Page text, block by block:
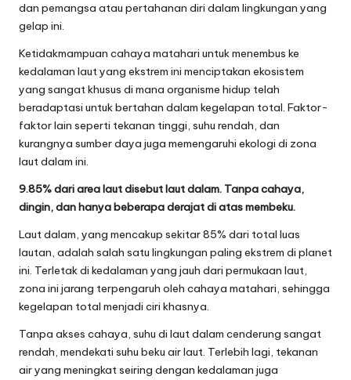
dan pemangsa atau pertahanan diri dalam lingkungan yang
gelap ini.
Ketidakmampuan cahaya matahari untuk menembus ke
kedalaman laut yang ekstrem ini menciptakan ekosistem
yang sangat khusus di mana organisme hidup telah
beradaptasi untuk bertahan dalam kegelapan total. Faktor-
faktor lain seperti tekanan tinggi, suhu rendah, dan
kurangnya sumber daya juga memengaruhi ekologi di zona
laut dalam ini.
9.85% dari area laut disebut laut dalam. Tanpa cahaya,
dingin, dan hanya beberapa derajat di atas membeku.
Laut dalam, yang mencakup sekitar 85% dari total luas
lautan, adalah salah satu lingkungan paling ekstrem di planet
ini. Terletak di kedalaman yang jauh dari permukaan laut,
zona ini jarang terpengaruh oleh cahaya matahari, sehingga
kegelapan total menjadi ciri khasnya.
Tanpa akses cahaya, suhu di laut dalam cenderung sangat
rendah, mendekati suhu beku air laut. Terlebih lagi, tekanan
air yang meningkat seiring dengan kedalaman juga